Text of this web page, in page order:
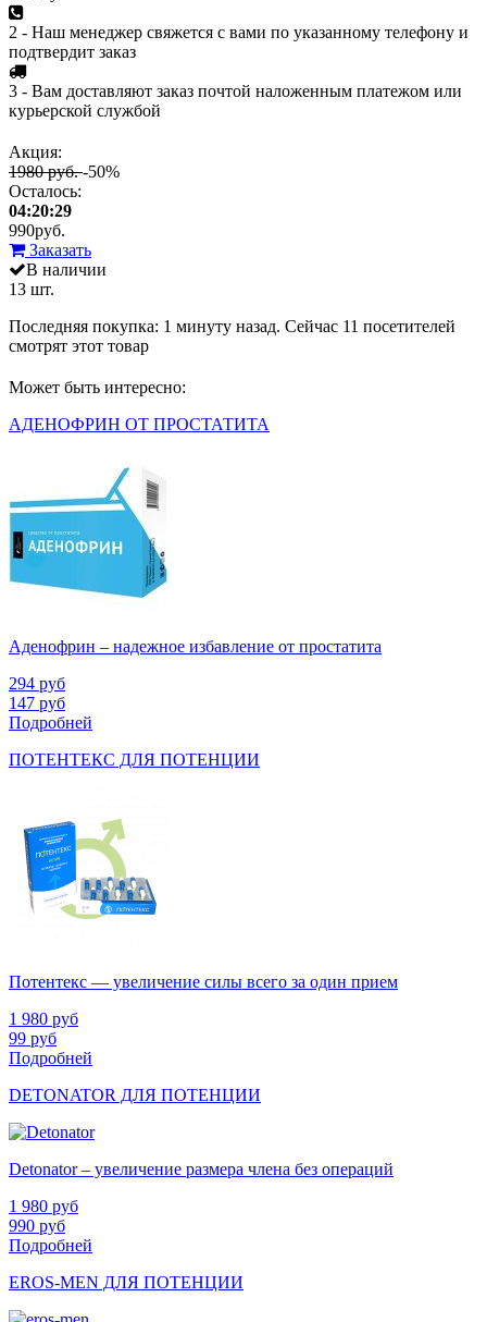
2 - Наш менеджер свяжется с вами по указанному телефону и
подтвердит заказ
3 - Вам доставляют заказ почтой наложенным платежом или
курьерской службой
Акция:
1980 руб.-50%
Осталось:
04:20:29
990руб.
Заказать
В наличии
13 шт.
Последняя покупка: 1 минуту назад. Сейчас 11 посетителей
смотрят этот товар
Может быть интересно:
АДЕНОФРИН ОТ ПРОСТАТИТА
Аденофрин – надежное избавление от простатита
294 руб
147 руб
Подробней
ПОТЕНТЕКС ДЛЯ ПОТЕНЦИИ
Потентекс — увеличение силы всего за один прием
1 980 руб
99 руб
Подробней
DETONATOR ДЛЯ ПОТЕНЦИИ
Detonator – увеличение размера члена без операций
1 980 руб
990 руб
Подробней
EROS-MEN ДЛЯ ПОТЕНЦИИ